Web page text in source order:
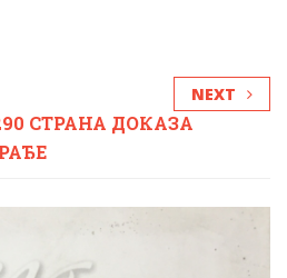
NEXT
СТРАНА ДОКАЗА